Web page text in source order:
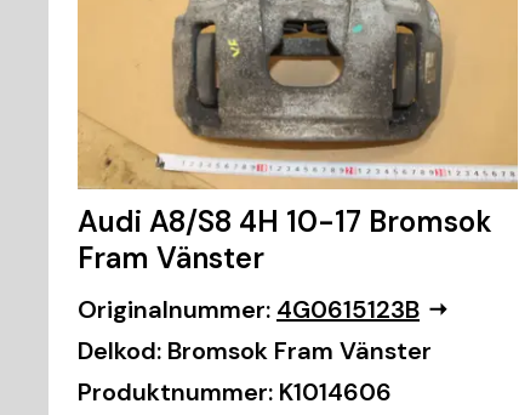
Audi A8/S8 4H 10-17 Bromsok
Fram Vänster
Originalnummer: 4G0615123B
Delkod: Bromsok Fram Vänster
Produktnummer: K1014606